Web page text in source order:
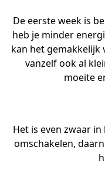
De eerste week is
heb je minder
kan het gemakkelijk
vanzelf ook al
moeite
Het is even zwaar
omschakelen,